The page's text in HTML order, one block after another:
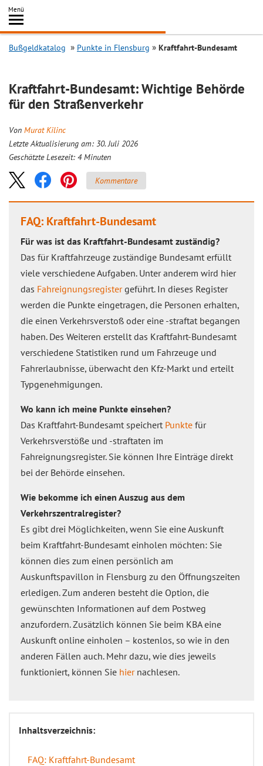
Inhalt
springen
Menü
Search
Bußgeldkatalog Punkte in Flensburg Kraftfahrt-Bundesamt
Kraftfahrt-Bundesamt: Wichtige Behörde
für den Straßenverkehr
Von Murat Kilinc
Letzte Aktualisierung am: 30. Juli 2026
Geschätzte Lesezeit: 4 Minuten
Kommentare
FAQ: Kraftfahrt-Bundesamt
Für was ist das Kraftfahrt-Bundesamt zuständig?
Das für Kraftfahrzeuge zuständige Bundesamt erfüllt
viele verschiedene Aufgaben. Unter anderem wird hier
das Fahreignungsregistergeführt. In dieses Register
werden die Punkte eingetragen, die Personen erhalten,
die einen Verkehrsverstoß oder eine -straftat begangen
haben. Des Weiteren erstellt das Kraftfahrt-Bundesamt
verschiedene Statistiken rund um Fahrzeuge und
Fahrerlaubnisse, überwacht den Kfz-Markt und erteilt
Typgenehmigungen.
Wo kann ich meine Punkte einsehen?
Das Kraftfahrt-Bundesamt speichert Punkte für
Verkehrsverstöße und -straftaten im
Fahreignungsregister. Sie können Ihre Einträge direkt
bei der Behörde einsehen.
Wie bekomme ich einen Auszug aus dem
Verkehrszentralregister?
Es gibt drei Möglichkeiten, wenn Sie eine Auskunft
beim Kraftfahrt-Bundesamt einholen möchten: Sie
können dies zum einen persönlich am
Auskunftspavillon in Flensburg zu den Öffnungszeiten
erledigen. Zum anderen besteht die Option, die
gewünschten Informationen auf dem Postweg
anzufordern. Zusätzlich können Sie beim KBA eine
Auskunft online einholen – kostenlos, so wie in den
anderen Fällen auch. Mehr dazu, wie dies jeweils
funktioniert, können Sie hiernachlesen.
Inhaltsverzeichnis:
FAQ: Kraftfahrt-Bundesamt